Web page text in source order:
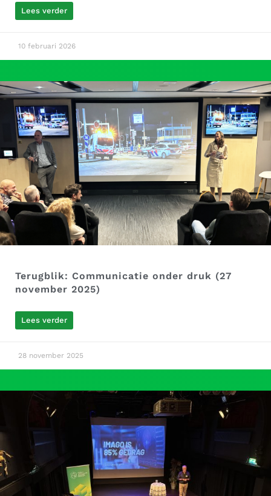
Lees verder
10 februari 2026
Terugblik: Communicatie onder druk (27
november 2025)
Lees verder
28 november 2025